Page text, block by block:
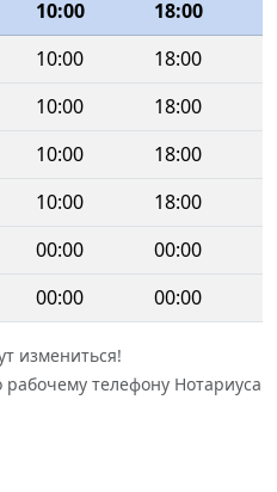
10:00
18:00
10:00
18:00
10:00
18:00
10:00
18:00
10:00
18:00
00:00
00:00
00:00 00:00
измениться!
телефону Нотариуса